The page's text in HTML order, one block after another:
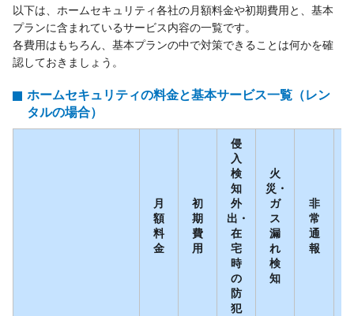
以下は、ホームセキュリティ各社の月額料金や初期費用と、基本
プランに含まれているサービス内容の一覧です。
各費用はもちろん、基本プランの中で対策できることは何かを確
認しておきましょう。
ホームセキュリティの料金と基本サービス一覧（レン
タルの場合）
月
額
料
金
初
期
費
用
侵
入
検
知
外
出・
在
宅
時
の
防
犯
火
災・
ガ
ス
漏
れ
検
知
非
常
通
報